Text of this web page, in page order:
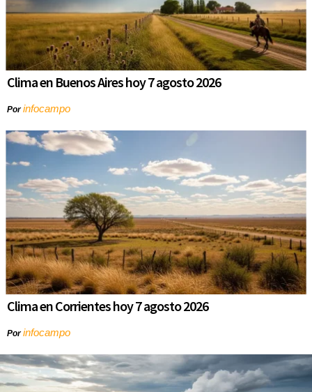
Clima en Buenos Aires hoy 7 agosto 2026
Porinfocampo
Clima en Corrientes hoy 7 agosto 2026
Porinfocampo